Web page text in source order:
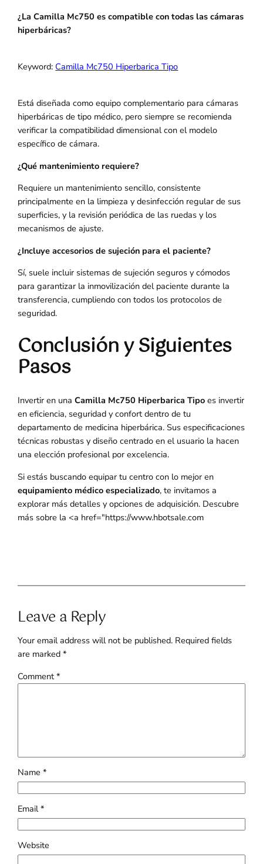
¿La Camilla Mc750 es compatible con todas las cámaras
hiperbáricas?
Keyword: Camilla Mc750 Hiperbarica Tipo
Está diseñada como equipo complementario para cámaras
hiperbáricas de tipo médico, pero siempre se recomienda
verificar la compatibilidad dimensional con el modelo
específico de cámara.
¿Qué mantenimiento requiere?
Requiere un mantenimiento sencillo, consistente
principalmente en la limpieza y desinfección regular de sus
superficies, y la revisión periódica de las ruedas y los
mecanismos de ajuste.
¿Incluye accesorios de sujeción para el paciente?
Sí, suele incluir sistemas de sujeción seguros y cómodos
para garantizar la inmovilización del paciente durante la
transferencia, cumpliendo con todos los protocolos de
seguridad.
Conclusión y Siguientes
Pasos
Invertir en unaCamilla Mc750 Hiperbarica Tipo es invertir
en eficiencia, seguridad y confort dentro de tu
departamento de medicina hiperbárica. Sus especificaciones
técnicas robustas y diseño centrado en el usuario la hacen
una elección profesional por excelencia.
Si estás buscando equipar tu centro con lo mejor en
equipamiento médico especializado, te invitamos a
explorar más detalles y opciones de adquisición. Descubre
más sobre la <a href="https://www.hbotsale.com
Leave a Reply
Your email address will not be published. Required fields
are marked*
Comment*
Name*
Email*
Website